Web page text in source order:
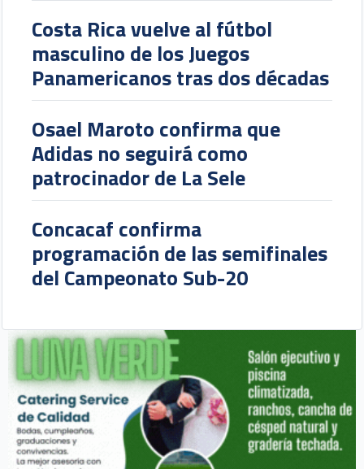
Costa Rica vuelve al fútbol
masculino de los Juegos
Panamericanos tras dos décadas
Osael Maroto confirma que
Adidas no seguirá como
patrocinador de La Sele
Concacaf confirma
programación de las semifinales
del Campeonato Sub-20